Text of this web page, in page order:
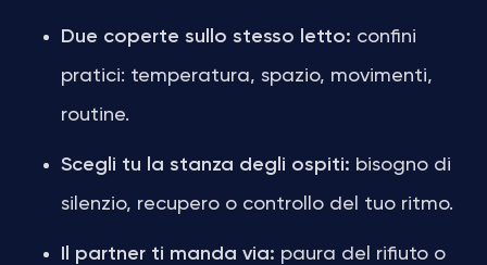
Due coperte sullo stesso letto: confini
pratici: temperatura, spazio, movimenti,
routine.
Scegli tu la stanza degli ospiti: bisogno di
silenzio, recupero o controllo del tuo ritmo.
Il partner ti manda via: paura del rifiuto o